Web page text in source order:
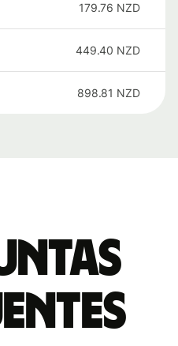
179.76 NZD
449.40 NZD
898.81 NZD